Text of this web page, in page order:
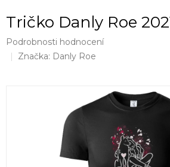
Tričko Danly Roe
Průměrné
hodnocení
Podrobnosti hodnocení
Značka: Danly Roe